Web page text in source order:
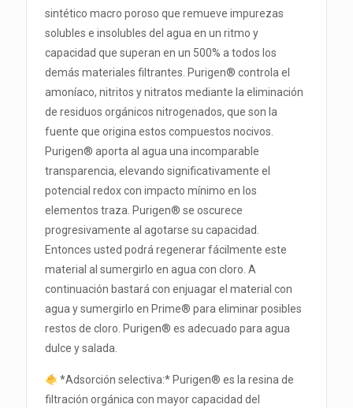
sintético macro poroso que remueve impurezas
solubles e insolubles del agua en un ritmo y
capacidad que superan en un 500% a todos los
demás materiales filtrantes. Purigen® controla el
amoníaco, nitritos y nitratos mediante la eliminación
de residuos orgánicos nitrogenados, que son la
fuente que origina estos compuestos nocivos.
Purigen® aporta al agua una incomparable
transparencia, elevando significativamente el
potencial redox con impacto mínimo en los
elementos traza. Purigen® se oscurece
progresivamente al agotarse su capacidad.
Entonces usted podrá regenerar fácilmente este
material al sumergirlo en agua con cloro. A
continuación bastará con enjuagar el material con
agua y sumergirlo en Prime® para eliminar posibles
restos de cloro. Purigen® es adecuado para agua
dulce y salada.
*Adsorción selectiva:* Purigen® es la resina de
filtración orgánica con mayor capacidad del